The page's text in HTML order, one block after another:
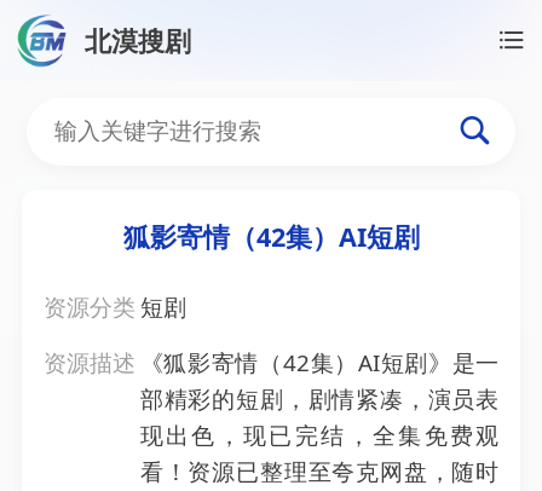
北漠搜剧
狐影寄情（42集）AI短剧
狐影寄情（42集）AI短剧
资源分类 短剧
资源描述
《狐影寄情（42集）AI短剧》是一
部精彩的短剧，剧情紧凑，演员表
现出色，现已完结，全集免费观
看！资源已整理至夸克网盘，随时